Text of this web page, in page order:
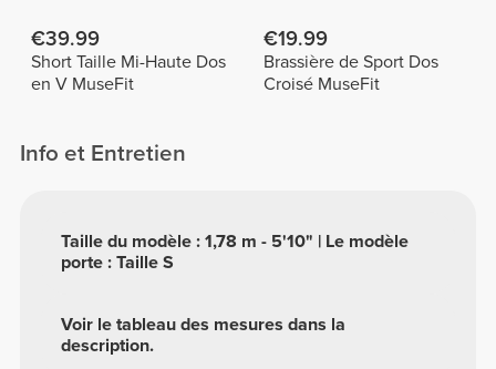
€39.99
Short Taille Mi-Haute Dos
en V MuseFit
€19.99
Brassière de Sport Dos
Croisé MuseFit
Info et Entretien
Voir le tableau des mesures dans la
description.
Taille du modèle : 1,78 m - 5'10" | Le modèle
porte : Taille S